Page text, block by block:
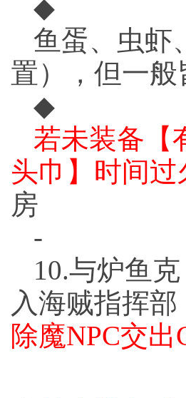
◆
鱼蛋、虫虾
置），但一
◆
若未装备【
头巾】时间过
房
-
10.与炉鱼
入海贼指挥
除魔NPC交